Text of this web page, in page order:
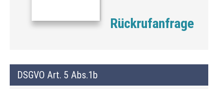
Rückrufanfrage
DSGVO Art. 5 Abs.1b